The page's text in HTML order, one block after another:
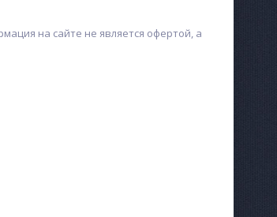
на сайте не является офертой, а